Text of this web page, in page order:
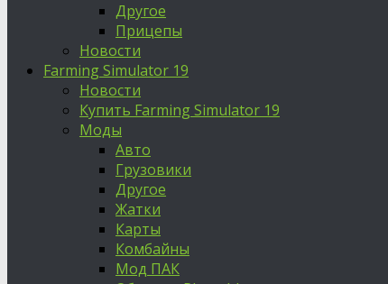
Другое
Прицепы
Новости
Farming Simulator 19
Новости
Купить Farming Simulator 19
Моды
Авто
Грузовики
Другое
Жатки
Карты
Комбайны
Мод ПАК